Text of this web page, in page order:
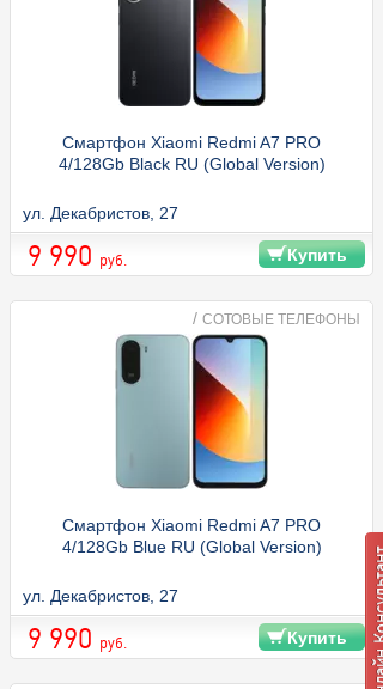
Смартфон Xiaomi Redmi A7 PRO
4/128Gb Black RU (Global Version)
ул. Декабристов, 27
9 990 руб. Купить
/ СОТОВЫЕ ТЕЛЕФОНЫ
Смартфон Xiaomi Redmi A7 PRO
4/128Gb Blue RU (Global Version)
ул. Декабристов, 27
9 990 руб. Купить